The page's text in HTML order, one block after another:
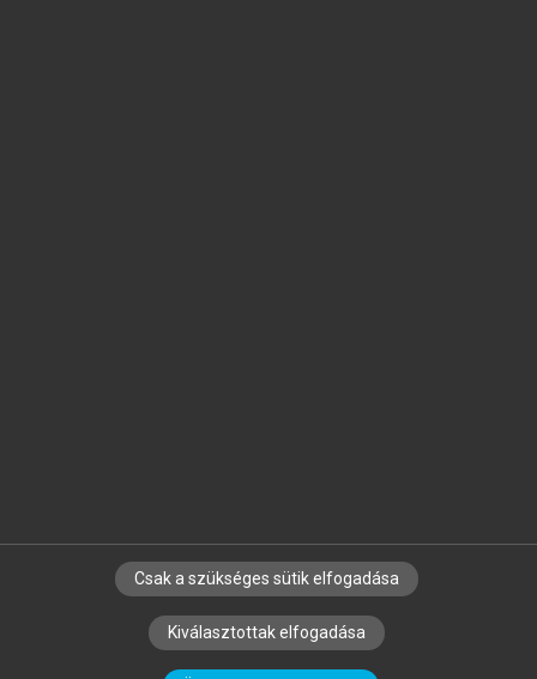
SZERZŐKNEK CÉGEKNEK KÖNYVTÁROSOKNAK
SZERKESZTÉSI ÉS LEKTORÁLÁSI ALAPELVEK
Csak a szükséges sütik elfogadása
Kiválasztottak elfogadása